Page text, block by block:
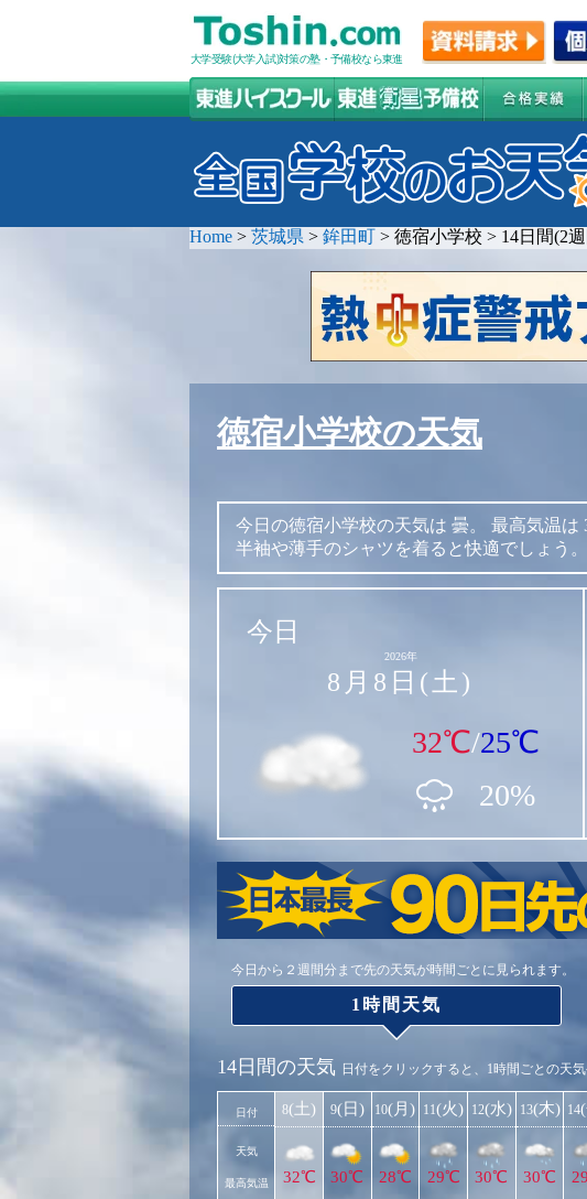
大学受験(大学入試)対策の塾・予備校なら東進
Home > 茨城県 > 鉾田町 > 徳宿小学校 > 14日間(2
徳宿小学校の天気
今日の徳宿小学校の天気は 曇。 最高気温は
半袖や薄手のシャツを着ると快適でしょう。
今日
2026年
8月8日(土)
32℃/25℃
20%
今日から２週間分まで先の天気が時間ごとに見られます。
1時間天気
14日間の天気 日付をクリックすると、1時間ごとの天
日付
天気
最高気温
8(土)
32℃
9(日)
30℃
10(月)
28℃
11(火)
29℃
12(水)
30℃
13(木)
30℃
14